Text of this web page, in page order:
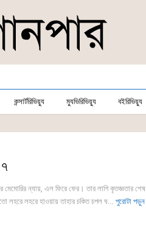
কন্সার্টরিভিয়্যু ম্যুভিরিভিয়্যু বইরিভিয়্যু
মেমোরির ন্যায়, এল ফিরে ফের। তার লাগি কৃতজ্ঞতার শেষ
লহরে লহরে হাওয়ায় তাহার চকিত চপল ঘ... পুরোটা পড়ুন